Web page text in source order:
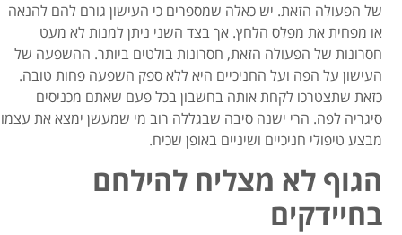
של הפעולה הזאת. יש כאלה שמספרים כי העישון גורם להם להנאה
או מפחית את מפלס הלחץ. אך בצד השני ניתן למנות לא מעט
חסרונות של הפעולה הזאת, חסרונות בולטים ביותר. ההשפעה של
העישון על הפה ועל החניכיים היא ללא ספק השפעה פחות טובה.
כזאת שתצטרכו לקחת אותה בחשבון בכל פעם שאתם מכניסים
סיגריה לפה. הרי ישנה סיבה שבגללה רוב מי שמעשן ימצא את עצמו
מבצע טיפולי חניכיים ושיניים באופן שכיח.
הגוף לא מצליח להילחם
בחיידקים